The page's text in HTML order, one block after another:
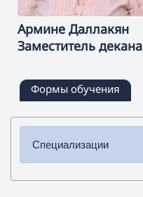
Армине Даллакян
Заместитель декана
Формы обучения
Специализации
✔ Бакалавриат